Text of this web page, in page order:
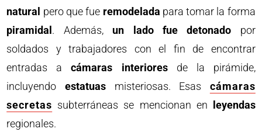
natural pero que fue remodelada para tomar la forma
piramidal . Además, un lado fue detonado por
soldados y trabajadores con el fin de encontrar
entradas acámaras interioresde la pirámide,
incluyendo estatuasmisteriosas. Esas cámaras
secretas subterráneas se mencionan en
leyendas
regionales.